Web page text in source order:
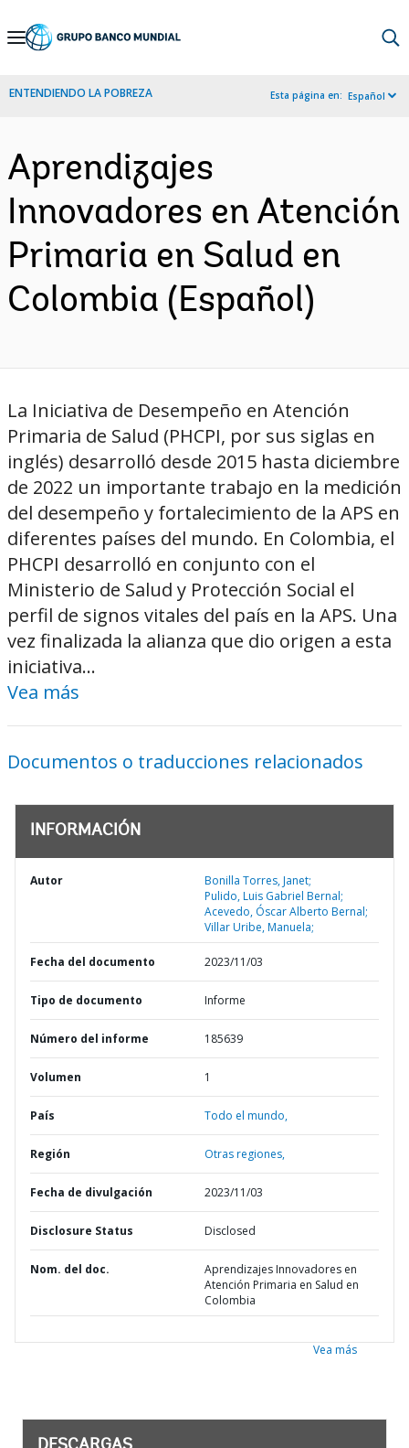
Skip
Navigation
ENTENDIENDO LA POBREZA Esta página en: Español
Aprendizajes
Innovadores en Atención
Primaria en Salud en
Colombia (Español)
La Iniciativa de Desempeño en Atención
Primaria de Salud (PHCPI, por sus siglas en
inglés) desarrolló desde 2015 hasta diciembre
de 2022 un importante trabajo en la medición
del desempeño y fortalecimiento de la APS en
diferentes países del mundo. En Colombia, el
PHCPI desarrolló en conjunto con el
Ministerio de Salud y Protección Social el
perfil de signos vitales del país en la APS. Una
vez finalizada la alianza que dio origen a esta
iniciativa...
Vea más
Documentos o traducciones relacionados
INFORMACIÓN
Autor
Bonilla Torres, Janet;
Pulido, Luis Gabriel Bernal;
Acevedo, Óscar Alberto Bernal;
Villar Uribe, Manuela;
Fecha del documento 2023/11/03
Tipo de documento Informe
Número del informe 185639
Volumen 1
País Todo el mundo,
Región Otras regiones,
Fecha de divulgación 2023/11/03
Disclosure Status Disclosed
Nom. del doc.
Aprendizajes Innovadores en
Atención Primaria en Salud en
Colombia
Vea más